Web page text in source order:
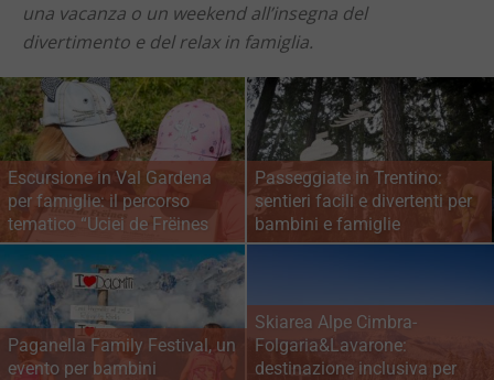
una vacanza o un weekendall’insegna del
divertimento e delrelaxin famiglia.
Escursione in Val Gardena
per famiglie: il percorso
tematico “Uciei de Frëines
Passeggiate in Trentino:
sentieri facili e divertenti per
bambini e famiglie
Paganella Family Festival, un
evento per bambini
Skiarea Alpe Cimbra-
Folgaria&Lavarone:
destinazione inclusiva per